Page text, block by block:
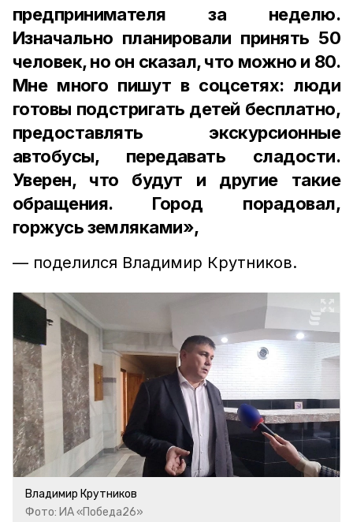
предпринимателя за неделю.
Изначально планировали принять 50
человек, но он сказал, что можно и 80.
Мне много пишут в соцсетях: люди
готовы подстригать детей бесплатно,
предоставлять экскурсионные
автобусы, передавать сладости.
Уверен, что будут и другие такие
обращения. Город порадовал,
горжусь земляками»,
— поделился Владимир Крутников.
Владимир Крутников
Фото: ИА «Победа26»